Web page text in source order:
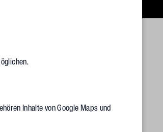
wir uns auf Besuch im Internet und
Inhalte von Google Maps und